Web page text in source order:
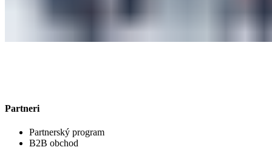
Partneri
Partnerský program
B2B obchod